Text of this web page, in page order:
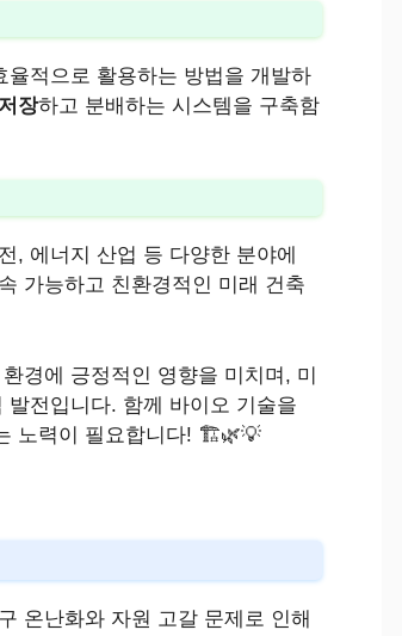
적으로 활용하는 방법을 개발하
장하고 분배하는 시스템을 구축함
, 에너지 산업 등 다양한 분야에
가능하고 친환경적인 미래 건축
경에 긍정적인 영향을 미치며, 미
전입니다. 함께 바이오 기술을
노력이 필요합니다! 🏗️🌿💡
온난화와 자원 고갈 문제로 인해